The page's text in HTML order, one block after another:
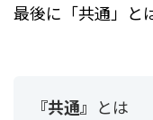
最後に「共通」と
『共通』 とは